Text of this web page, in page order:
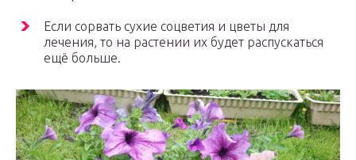
Если сорвать сухие соцветия и цветы для
лечения, то на растении их будет распускаться
ещё больше.